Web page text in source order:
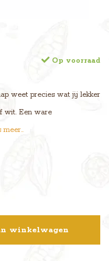
Op voorraad
weet precies wat jij lekker
wit. Een ware
meer..
winkelwagen